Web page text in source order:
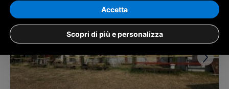
Scopri di più e personalizza
Accetta